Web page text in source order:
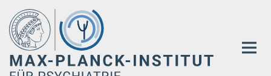
Hauptinhalt